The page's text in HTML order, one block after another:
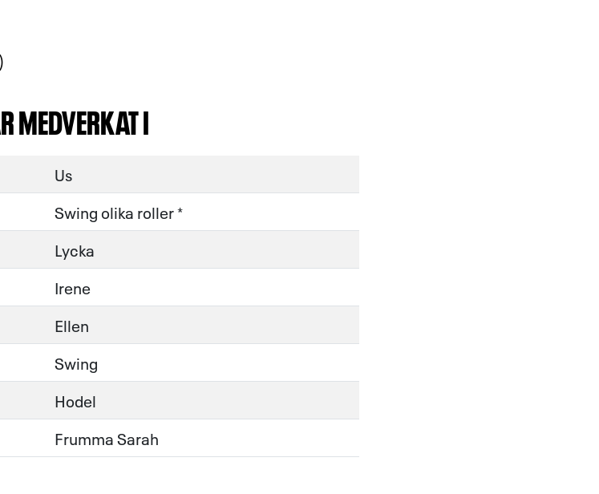
MEDVERKAT I
Us
Swing olika roller *
Lycka
Irene
Ellen
Swing
Hodel
Frumma Sarah